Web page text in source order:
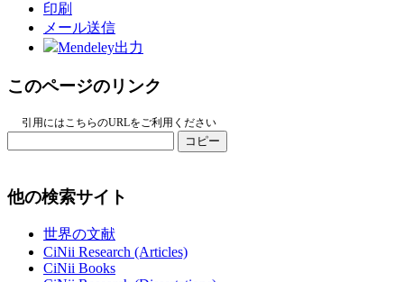
印刷
メール送信
Mendeley出力
このページのリンク
引用にはこちらのURLをご利用ください
コピー
他の検索サイト
世界の文献
CiNii Research (Articles)
CiNii Books